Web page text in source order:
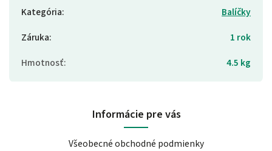
Kategória:
Balíčky
Záruka:
1 rok
Hmotnosť: 4.5 kg
Informácie pre vás
Všeobecné obchodné podmienky